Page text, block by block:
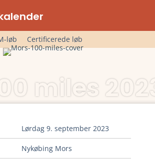
løb Certificerede løb
miles
lørdag 9. september 2023
Nykøbing Mors